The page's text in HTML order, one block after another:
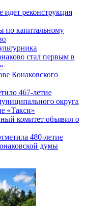
идет реконструкция
по капитальному
стал первым в
Конаковского
467-летие
округа
«Такси»
комитет объявил о
480-летие
думы